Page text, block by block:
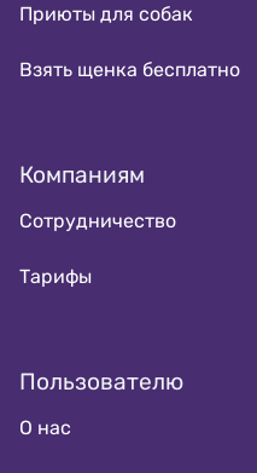
Приюты для собак
Взять щенка бесплатно
Компаниям
Сотрудничество
Тарифы
Пользователю
О нас